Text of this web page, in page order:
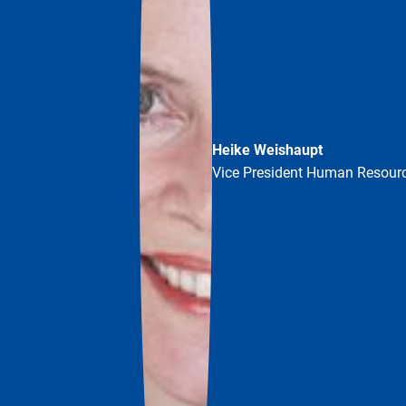
Heike Weishaupt
Vice President Human